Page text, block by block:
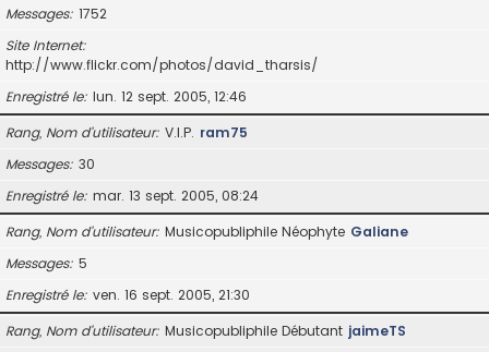
Messages 1752
Site Internet
http://www.flickr.com/photos/david_tharsis/
Enregistré le lun. 12 sept. 2005, 12:46
Rang, Nom d’utilisateur V.I.P. ram75
Messages 30
Enregistré le mar. 13 sept. 2005, 08:24
Rang, Nom d’utilisateur Musicopubliphile Néophyte Galiane
Messages 5
Enregistré le ven. 16 sept. 2005, 21:30
Rang, Nom d’utilisateur Musicopubliphile Débutant jaimeTS